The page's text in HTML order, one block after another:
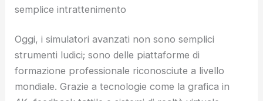
semplice intrattenimento
Oggi, i simulatori avanzati non sono semplici
strumenti ludici; sono delle piattaforme di
formazione professionale riconosciute a livello
mondiale. Grazie a tecnologie come la grafica in